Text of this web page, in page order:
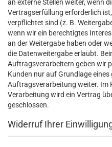
an externe Stellen weiter, wenn
Vertragserfüllung erforderlich
verpflichtet sind (z. B.
wenn wir ein berechtigtes
an der Weitergabe haben oder
die Datenweitergabe erlaubt.
Auftragsverarbeitern geben wir
Kunden nur auf Grundlage
Auftragsverarbeitung weiter. Im
Verarbeitung wird ein Vertrag
geschlossen.
Widerruf Ihrer